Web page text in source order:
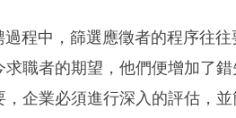
程中，篩選應徵者的程序往
職者的期望，他們便增加了
企業必須進行深入的評估，